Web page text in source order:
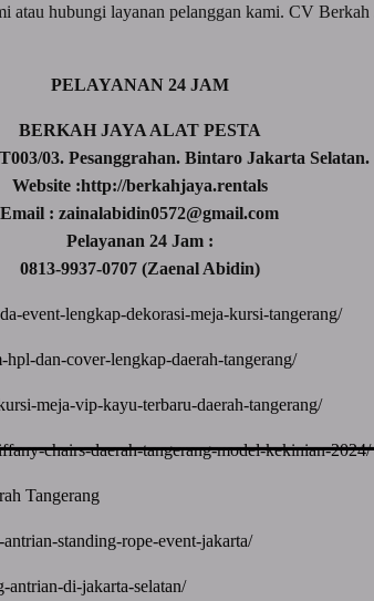
hubungi layanan pelanggan kami. CV Berkah
PELAYANAN 24 JAM
BERKAH JAYA ALAT PESTA
03. Pesanggrahan. Bintaro Jakarta Selatan.
Website :http://berkahjaya.rentals
Email : zainalabidin0572@gmail.com
Pelayanan 24 Jam :
0813-9937-0707 (Zaenal Abidin)
event-lengkap-dekorasi-meja-kursi-tangerang/
dan-cover-lengkap-daerah-tangerang/
meja-vip-kayu-terbaru-daerah-tangerang/
chairs-daerah-tangerang-model-kekinian-2024/
Tangerang
standing-rope-event-jakarta/
antrian-di-jakarta-selatan/